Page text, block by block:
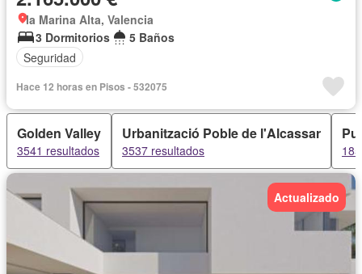
la Marina Alta, Valencia
3 Dormitorios
5 Baños
Seguridad
Hace 12 horas en Pisos - 532075
Golden Valley
3541 resultados
Urbanització Poble de l'Alcassar
3537 resultados
Actualizado